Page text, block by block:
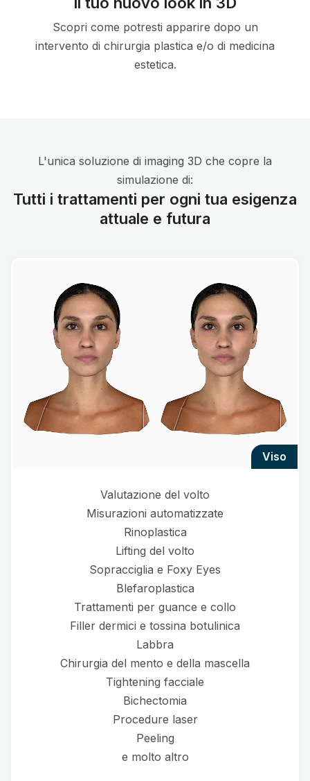
Scopri come potresti apparire dopo un
intervento di chirurgia plastica e/o di medicina
estetica.
L'unica soluzione di imaging 3D che copre la
simulazione di:
Tutti i trattamenti per ogni tua esigenza
attuale e futura
viso
Valutazione del volto
Misurazioni automatizzate
Rinoplastica
Lifting del volto
Sopracciglia e Foxy Eyes
Blefaroplastica
Trattamenti per guance e collo
Filler dermici e tossina botulinica
Labbra
Chirurgia del mento e della mascella
Tightening facciale
Bichectomia
Procedure laser
Peeling
e molto altro